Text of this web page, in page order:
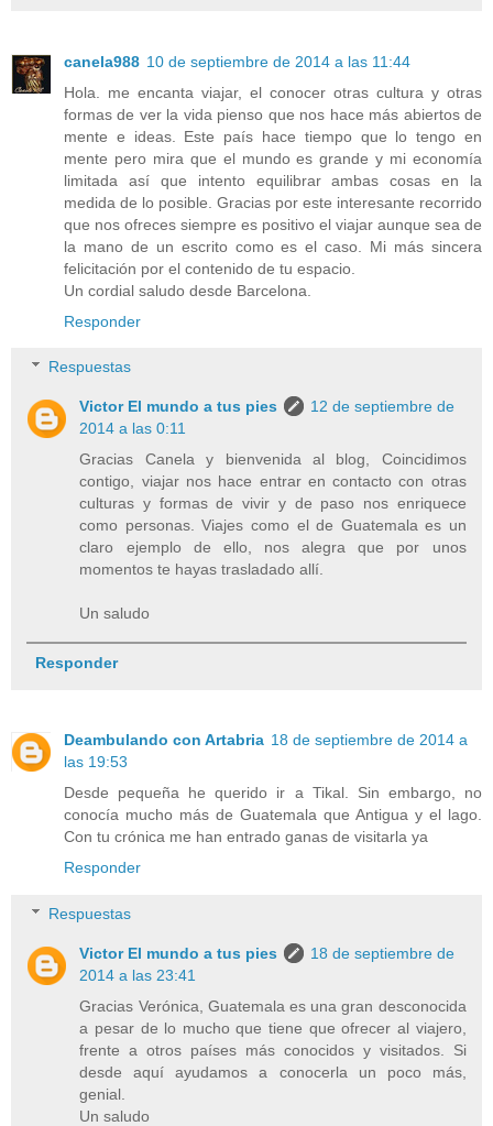
canela988 10 de septiembre de 2014 a las 11:44
Hola. me encanta viajar, el conocer otras cultura y otras
formas de ver la vida pienso que nos hace más abiertos de
mente e ideas. Este país hace tiempo que lo tengo en
mente pero mira que el mundo es grande y mi economía
limitada así que intento equilibrar ambas cosas en la
medida de lo posible. Gracias por este interesante recorrido
que nos ofreces siempre es positivo el viajar aunque sea de
la mano de un escrito como es el caso. Mi más sincera
felicitación por el contenido de tu espacio.
Un cordial saludo desde Barcelona.
Responder
Respuestas
Victor El mundo a tus pies
12 de septiembre de
2014 a las 0:11
Gracias Canela y bienvenida al blog, Coincidimos
contigo, viajar nos hace entrar en contacto con otras
culturas y formas de vivir y de paso nos enriquece
como personas. Viajes como el de Guatemala es un
claro ejemplo de ello, nos alegra que por unos
momentos te hayas trasladado allí.
Un saludo
Responder
Deambulando con Artabria 18 de septiembre de 2014 a
las 19:53
Desde pequeña he querido ir a Tikal. Sin embargo, no
conocía mucho más de Guatemala que Antigua y el lago.
Con tu crónica me han entrado ganas de visitarla ya
Responder
Respuestas
Victor El mundo a tus pies
18 de septiembre de
2014 a las 23:41
Gracias Verónica, Guatemala es una gran desconocida
a pesar de lo mucho que tiene que ofrecer al viajero,
frente a otros países más conocidos y visitados. Si
desde aquí ayudamos a conocerla un poco más,
genial.
Un saludo